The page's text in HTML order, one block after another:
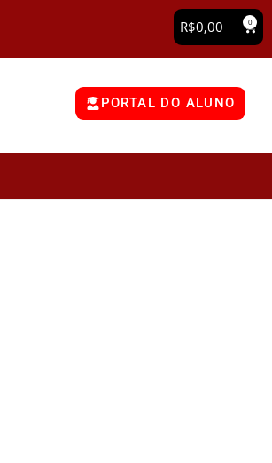
R$0,00 0
PORTAL DO ALUNO